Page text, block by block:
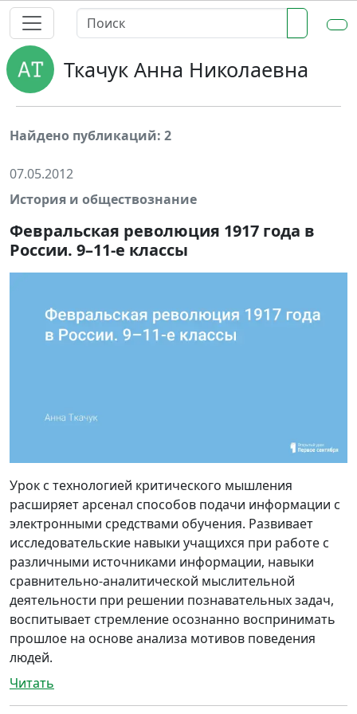
Ткачук Анна Николаевна
Найдено публикаций: 2
07.05.2012
История и обществознание
Февральская революция 1917 года в
России. 9–11-е классы
Урок с технологией критического мышления
расширяет арсенал способов подачи информации с
электронными средствами обучения. Развивает
исследовательские навыки учащихся при работе с
различными источниками информации, навыки
сравнительно-аналитической мыслительной
деятельности при решении познавательных задач,
воспитывает стремление осознанно воспринимать
прошлое на основе анализа мотивов поведения
людей.
Читать